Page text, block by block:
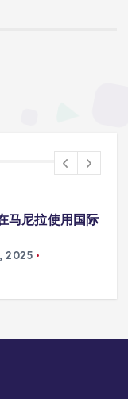
马尼拉使用国际
2025